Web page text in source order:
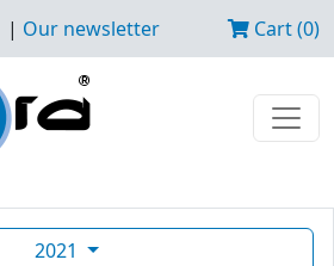
| Our newsletter Cart (0)
2021